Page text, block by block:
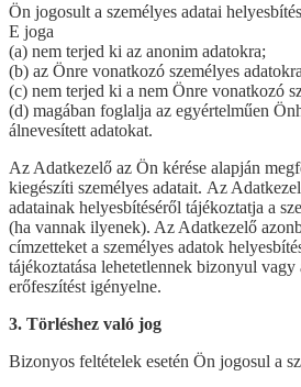
Ön jogosult a személyes adatai
E joga
(a) nem terjed ki az anonim adatokra;
(b) az Önre vonatkozó személyes
(c) nem terjed ki a nem Önre vonatkozó
(d) magában foglalja az egyértelműen
álnevesített adatokat.
Az Adatkezelő az Ön kérése alapján
kiegészíti személyes adatait. Az
adatainak helyesbítéséről tájékoztatja a
(ha vannak ilyenek). Az Adatkezelő
címzetteket a személyes adatok
tájékoztatása lehetetlennek bizonyul
erőfeszítést igényelne.
3. Törléshez való jog
Bizonyos feltételek esetén Ön jogosul a